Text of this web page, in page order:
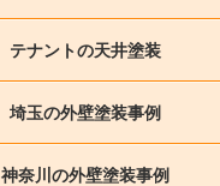
テナントの天井塗装
埼玉の外壁塗装事例
神奈川の外壁塗装事例